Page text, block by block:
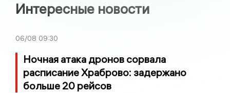
Интересные новости
06/08 09:30
Ночная атака дронов сорвала
расписание Храброво: задержано
больше 20 рейсов